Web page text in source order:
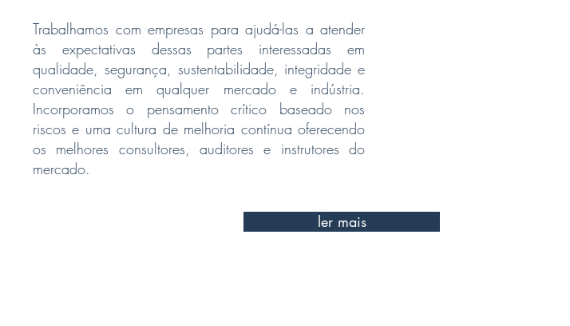
Trabalhamos com empresas para ajudá-las a atender
às expectativas dessas partes interessadas em
qualidade, segurança, sustentabilidade, integridade e
conveniência em qualquer mercado e indústria.
Incorporamos o pensamento crítico baseado nos
riscos e uma cultura de melhoria contínua oferecendo
os melhores consultores, auditores e instrutores do
mercado.
ler mais